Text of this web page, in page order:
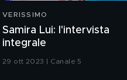
VERISSIMO
Samira Lui: l'intervista
integrale
29 ott 2023 | Canale 5